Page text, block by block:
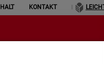
KONTAKT